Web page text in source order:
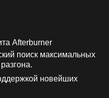
Afterburner
поиск максимальных
новейших